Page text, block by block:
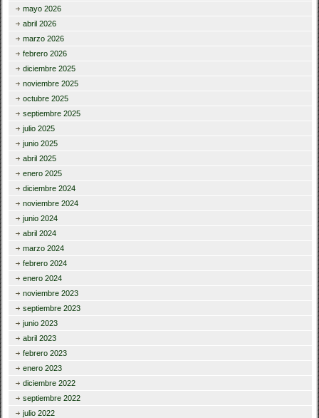
mayo 2026
abril 2026
marzo 2026
febrero 2026
diciembre 2025
noviembre 2025
octubre 2025
septiembre 2025
julio 2025
junio 2025
abril 2025
enero 2025
diciembre 2024
noviembre 2024
junio 2024
abril 2024
marzo 2024
febrero 2024
enero 2024
noviembre 2023
septiembre 2023
junio 2023
abril 2023
febrero 2023
enero 2023
diciembre 2022
septiembre 2022
julio 2022